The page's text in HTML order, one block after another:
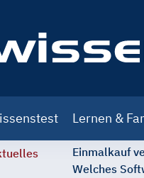
Lernen &
Einmalkauf
Welches